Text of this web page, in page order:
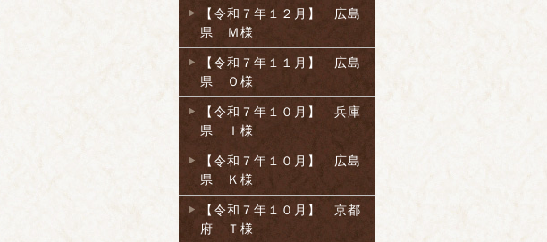
【令和７年１２月】 広島
県 Ｍ様
【令和７年１１月】 広島
県 Ｏ様
【令和７年１０月】 兵庫
県 Ｉ様
【令和７年１０月】 広島
県 Ｋ様
【令和７年１０月】 京都
府 Ｔ様